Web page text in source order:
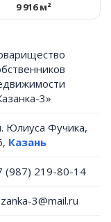
9 916 м²
3»
Юлиуса Фучика,
Казань
(987) 219-80-14
3@mail.ru